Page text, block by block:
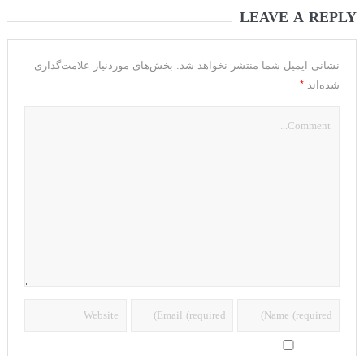
LEAVE A REPLY
نشانی ایمیل شما منتشر نخواهد شد.
بخش‌های موردنیاز علامت‌گذاری
شده‌اند *